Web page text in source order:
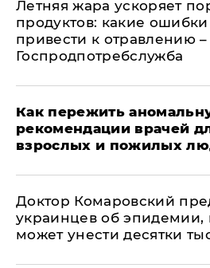
Летняя жара ускоряет
продуктов: какие ошибки
привести к отравлению –
Госпродпотребслужба
Как пережить
рекомендации врачей
взрослых и пожилых
Доктор Комаровский
украинцев об эпидемии,
может унести десятки